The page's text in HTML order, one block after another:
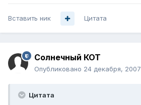
Вставить ник Цитата
Солнечный КОТ
Опубликовано 24 декабря, 2007
Цитата